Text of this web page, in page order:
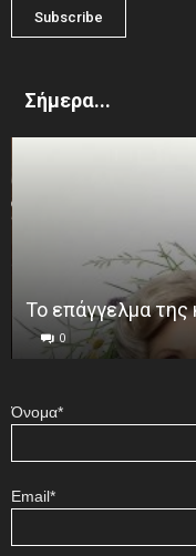
Σήμερα...
Το επάγγελμα της
0
Όνομα*
Email*